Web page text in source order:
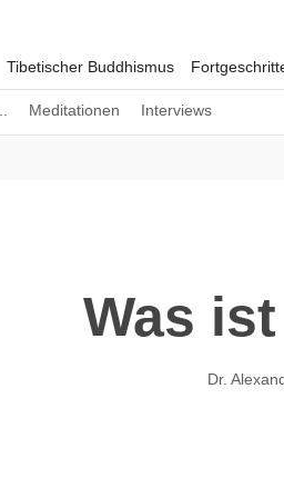
Meditationen Interviews
Tibetischer Buddhismus
Was
Dr.